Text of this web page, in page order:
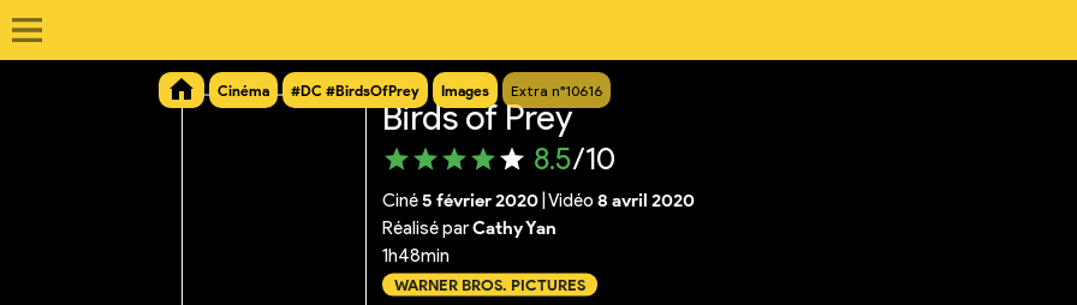
Cinéma #DC #BirdsOfPrey Images Extra n°10616
Birds of Prey
8.5/10
Ciné5 février 2020 Vidéo 8 avril 2020
Réalisé parCathy Yan
1h48min
WARNER BROS. PICTURES